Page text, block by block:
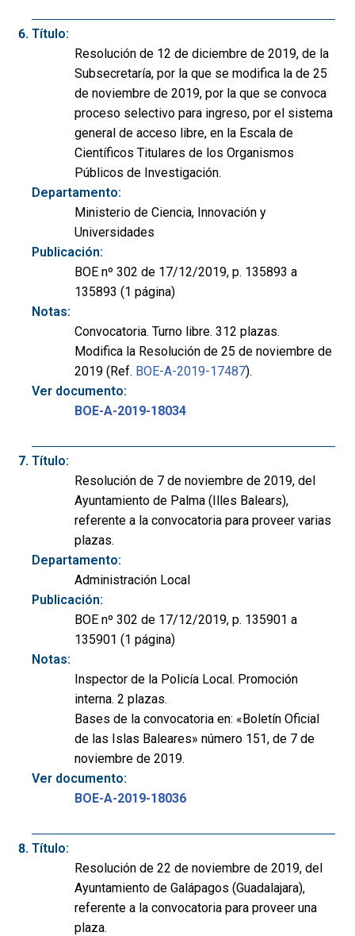
Título:
Resolución de 12 de diciembre de 2019, de la
Subsecretaría, por la que se modifica la de 25
de noviembre de 2019, por la que se convoca
proceso selectivo para ingreso, por el sistema
general de acceso libre, en la Escala de
Científicos Titulares de los Organismos
Públicos de Investigación.
Departamento:
Ministerio de Ciencia, Innovación y
Universidades
Publicación:
BOE nº 302 de 17/12/2019, p. 135893 a
135893 (1 página)
Notas:
Convocatoria. Turno libre. 312 plazas.
Modifica la Resolución de 25 de noviembre de
2019 (Ref. BOE-A-2019-17487).
Ver documento:
BOE-A-2019-18034
Título:
Resolución de 7 de noviembre de 2019, del
Ayuntamiento de Palma (Illes Balears),
referente a la convocatoria para proveer varias
plazas.
Departamento:
Administración Local
Publicación:
BOE nº 302 de 17/12/2019, p. 135901 a
135901 (1 página)
Notas:
Inspector de la Policía Local. Promoción
interna. 2 plazas.
Bases de la convocatoria en: «Boletín Oficial
de las Islas Baleares» número 151, de 7 de
noviembre de 2019.
Ver documento:
BOE-A-2019-18036
Título:
Resolución de 22 de noviembre de 2019, del
Ayuntamiento de Galápagos (Guadalajara),
referente a la convocatoria para proveer una
plaza.